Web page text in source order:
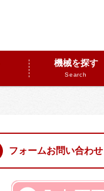
機械を探す
Search
フォームお問い合わせ